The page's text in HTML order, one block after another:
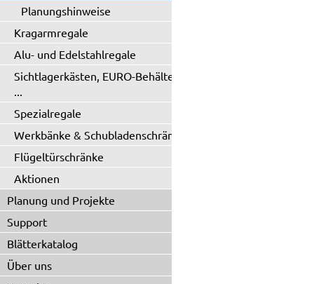
Planungshinweise
Kragarmregale
Alu- und Edelstahlregale
Sichtlagerkästen, EURO-Behälter
...
Spezialregale
Werkbänke & Schubladenschränke
Flügeltürschränke
Aktionen
Planung und Projekte
Support
Blätterkatalog
Über uns